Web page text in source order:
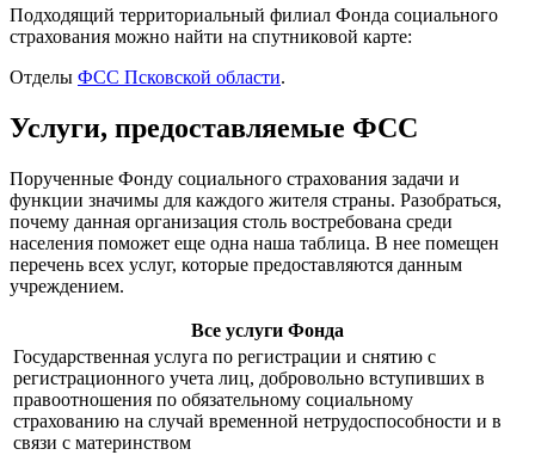
Подходящий территориальный филиал Фонда социального
страхования можно найти на спутниковой карте:
Отделы ФСС Псковской области.
Услуги, предоставляемые ФСС
Порученные Фонду социального страхования задачи и
функции значимы для каждого жителя страны. Разобраться,
почему данная организация столь востребована среди
населения поможет еще одна наша таблица. В нее помещен
перечень всех услуг, которые предоставляются данным
учреждением.
Все услуги Фонда
Государственная услуга по регистрации и снятию с
регистрационного учета лиц, добровольно вступивших в
правоотношения по обязательному социальному
страхованию на случай временной нетрудоспособности и в
связи с материнством